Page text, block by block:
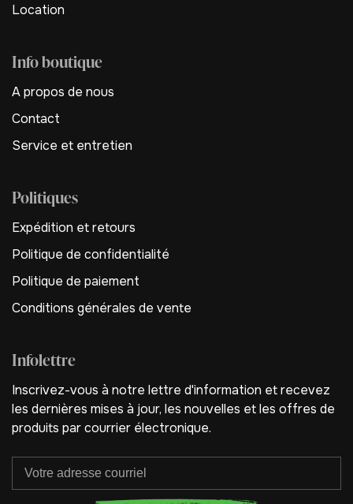
Location
Info boutique
A propos de nous
Contact
Service et entretien
Politiques
Expédition et retours
Politique de confidentialité
Politique de paiement
Conditions générales de vente
Infolettre
Inscrivez-vous à notre lettre d'information et recevez
les dernières mises à jour, les nouvelles et les offres de
produits par courrier électronique.